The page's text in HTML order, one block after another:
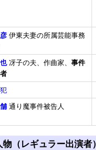
伊東夫妻の所属芸能事務
冴子の夫、作曲家、 事件
通り魔事件被告人
（レギュラー出演者）